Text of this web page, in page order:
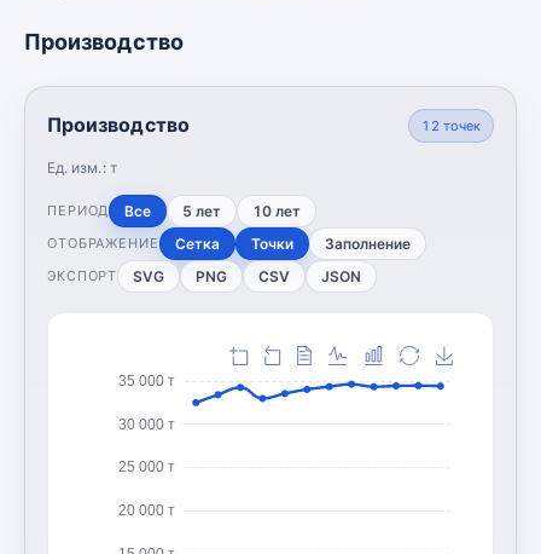
Производство
Производство
Ед. изм.: т
12 точек
ПЕРИОД Все 5 лет 10 лет
ОТОБРАЖЕНИЕ Сетка Точки Заполнение
ЭКСПОРТ SVG PNG CSV JSON
20 000 т
25 000 т
30 000 т
35 000 т